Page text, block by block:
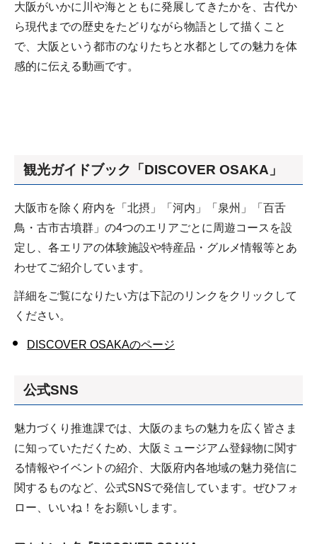
大阪がいかに川や海とともに発展してきたかを、古代か
ら現代までの歴史をたどりながら物語として描くこと
で、大阪という都市のなりたちと水都としての魅力を体
感的に伝える動画です。
観光ガイドブック「DISCOVER OSAKA」
大阪市を除く府内を「北摂」「河内」「泉州」「百舌
鳥・古市古墳群」の4つのエリアごとに周遊コースを設
定し、各エリアの体験施設や特産品・グルメ情報等とあ
わせてご紹介しています。
詳細をご覧になりたい方は下記のリンクをクリックして
ください。
D ISCOVER OSAKAのページ
公式SNS
魅力づくり推進課では、大阪のまちの魅力を広く皆さま
に知っていただくため、大阪ミュージアム登録物に関す
る情報やイベントの紹介、大阪府内各地域の魅力発信に
関するものなど、公式SNSで発信しています。ぜひフォ
ロー、いいね！をお願いします。